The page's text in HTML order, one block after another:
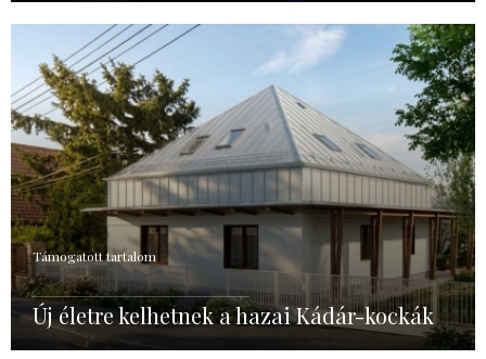
Támogatott tartalom
Új életre kelhetnek a hazai Kádár-kockák